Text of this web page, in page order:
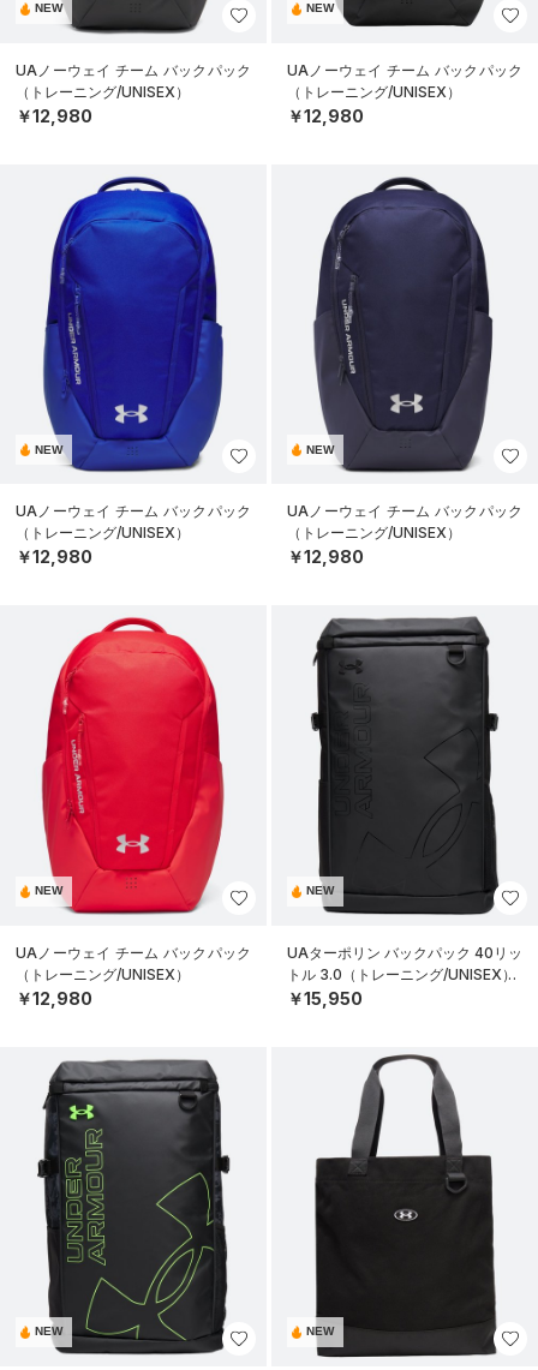
NEW
UAノーウェイ チーム バックパック
（トレーニング/UNISEX）
￥12,980
NEW
UAノーウェイ チーム バックパック
（トレーニング/UNISEX）
￥12,980
NEW
UAノーウェイ チーム バックパック
（トレーニング/UNISEX）
￥12,980
NEW
UAノーウェイ チーム バックパック
（トレーニング/UNISEX）
￥12,980
NEW
UAノーウェイ チーム バックパック
（トレーニング/UNISEX）
￥12,980
NEW
UAターポリン バックパック 40リッ
トル 3.0（トレーニング/UNISEX）
￥15,950
NEW NEW